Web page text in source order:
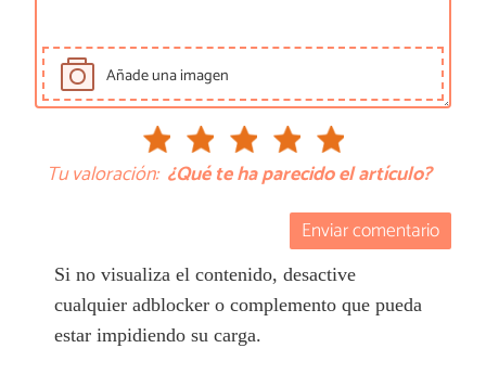
Añade una imagen
Tu valoración: ¿Qué te ha parecido el artículo?
Enviar comentario
Si no visualiza el contenido, desactive
cualquier adblocker o complemento que pueda
estar impidiendo su carga.